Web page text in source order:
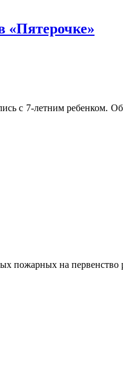
«Пятерочке»
с 7-летним ребенком.
пожарных на первенство